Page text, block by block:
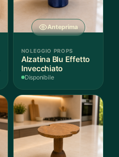
Anteprima
NOLEGGIO PROPS
Alzatina Blu Effetto
Invecchiato
Disponibile